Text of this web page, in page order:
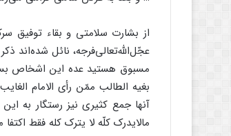
از بشارت سلامتى و بقاء توفیق
عجّل‌‌اللَّه‌‌تعالى‌‌فرجه، نائل
مسبوق هستید عده این اشخاص
بغیه الطالب ممّن رأى الامام
آنها جمع کثیرى نیز رستگار به
مالایدرک کلّه لا یترک کله فقط